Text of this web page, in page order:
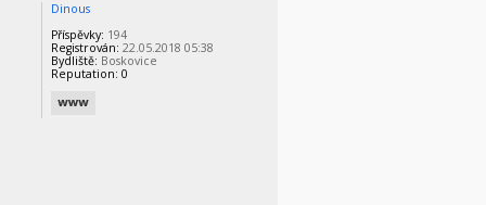
Dinous
Příspěvky: 194
Registrován: 22.05.2018 05:38
Bydliště: Boskovice
Reputation: 0